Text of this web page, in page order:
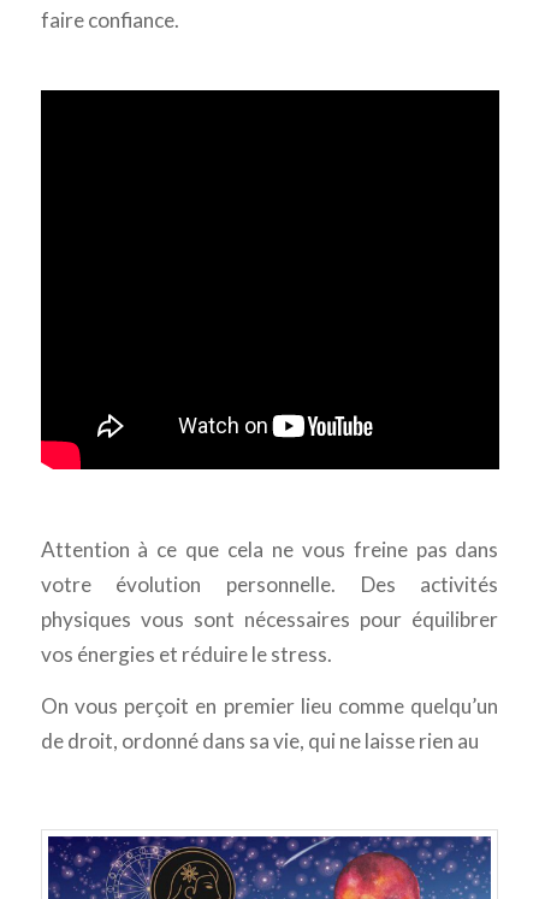
faire confiance.
Attention à ce que cela ne vous freine pas dans
votre évolution personnelle. Des activités
physiques vous sont nécessaires pour équilibrer
vos énergies et réduire le stress.
On vous perçoit en premier lieu comme quelqu’un
de droit, ordonné dans sa vie, qui ne laisse rien au